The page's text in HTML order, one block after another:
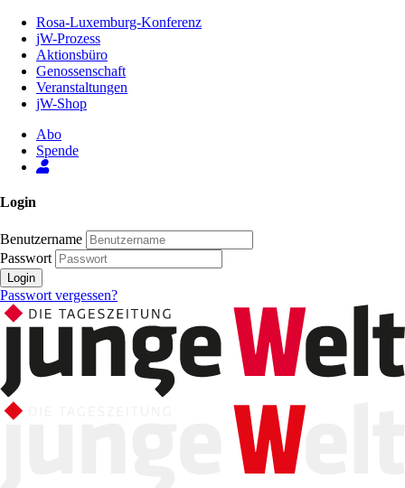
Inhalt
Seite
Rosa-Luxemburg-Konferenz
jW-Prozess
Aktionsbüro
Genossenschaft
Veranstaltungen
jW-Shop
Abo
Spende
Login
Benutzername
Passwort
Login
Passwort vergessen?